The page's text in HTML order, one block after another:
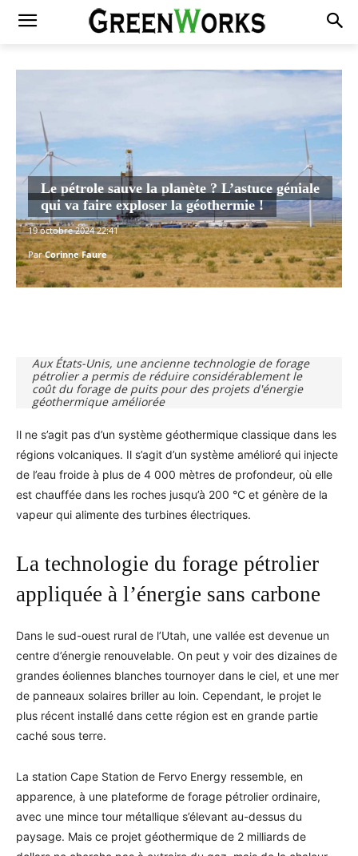
Le pétrole sauve la planète ? L’astuce géniale
qui va faire exploser la géothermie !
19 octobre 2024 22:41
Par Corinne Faure
Aux États-Unis, une ancienne technologie de forage
pétrolier a permis de réduire considérablement le
coût du forage de puits pour des projets d'énergie
géothermique améliorée
Il ne s’agit pas d’un système géothermique classique dans les
régions volcaniques. Il s’agit d’un système amélioré qui injecte
de l’eau froide à plus de 4 000 mètres de profondeur, où elle
est chauffée dans les roches jusqu’à 200 °C et génère de la
vapeur qui alimente des turbines électriques.
La technologie du forage pétrolier
appliquée à l’énergie sans carbone
Dans le sud-ouest rural de l’Utah, une vallée est devenue un
centre d’énergie renouvelable. On peut y voir des dizaines de
grandes éoliennes blanches tournoyer dans le ciel, et une mer
de panneaux solaires briller au loin. Cependant, le projet le
plus récent installé dans cette région est en grande partie
caché sous terre.
La station Cape Station de Fervo Energy ressemble, en
apparence, à une plateforme de forage pétrolier ordinaire,
avec une mince tour métallique s’élevant au-dessus du
paysage. Mais ce projet géothermique de 2 milliards de